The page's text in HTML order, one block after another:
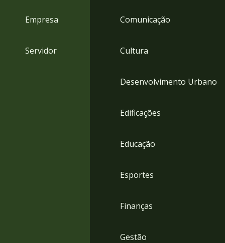
Empresa
Servidor
Comunicação
Cultura
Desenvolvimento Urbano
Edificações
Educação
Esportes
Finanças
Gestão